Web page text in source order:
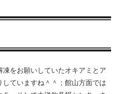
をお願いしていたオキアミとア
していますね＾＾；館山方面では